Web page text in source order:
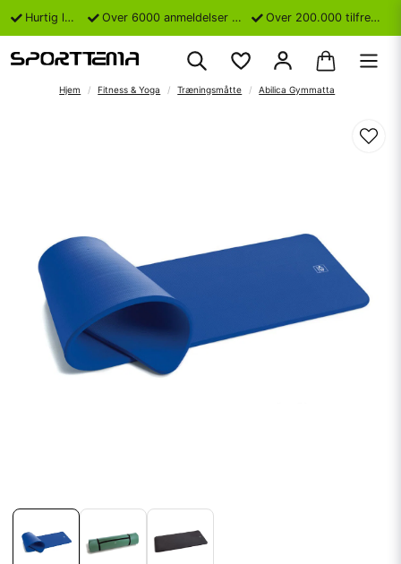
Hurtig levering Over 6000 anmeldelser på Trustpilot Over 200.000 tilfredse kunder
Hjem Fitness & Yoga Træningsmåtte Abilica Gymmatta